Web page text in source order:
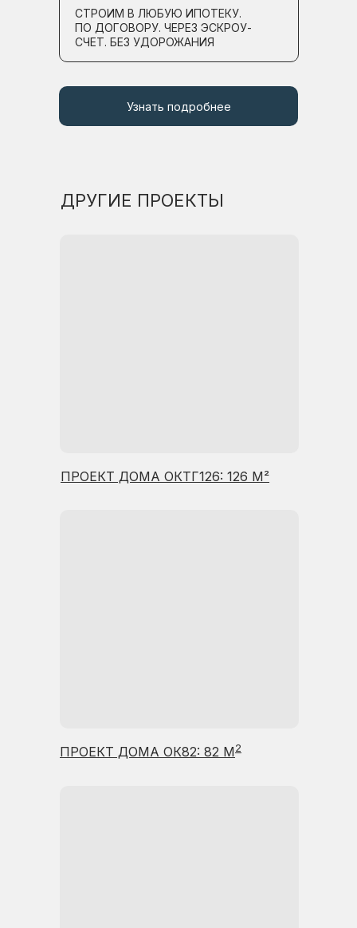
СТРОИМ В ЛЮБУЮ ИПОТЕКУ.
ПО ДОГОВОРУ. ЧЕРЕЗ ЭСКРОУ-
СЧЕТ. БЕЗ УДОРОЖАНИЯ
Узнать подробнее
ДРУГИЕ ПРОЕКТЫ
ПРОЕКТ ДОМА ОКТГ126: 126 М²
ПРОЕКТ ДОМА ОК82: 82 М2